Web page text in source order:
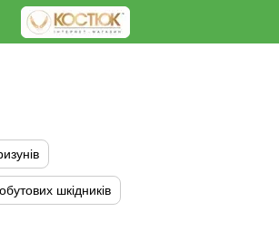
шкідників